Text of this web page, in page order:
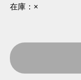
在庫： ×